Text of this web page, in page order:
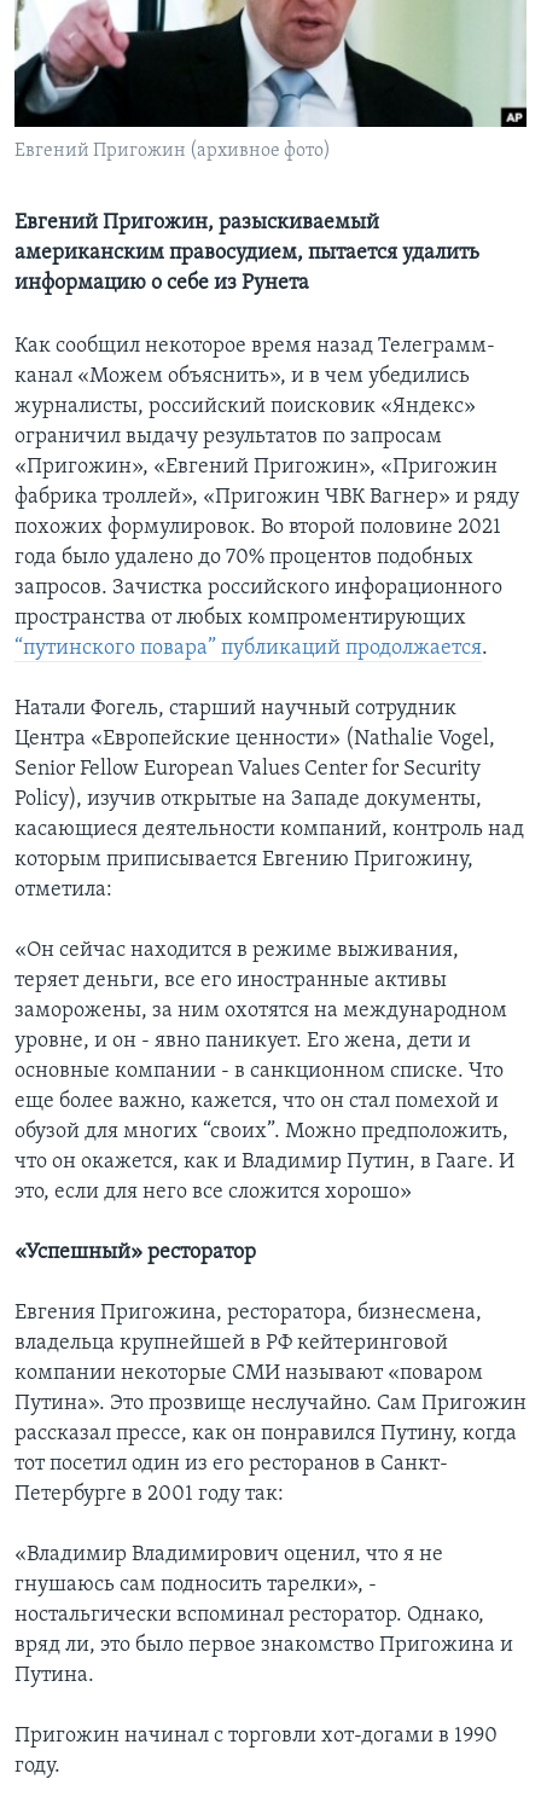
Learning English
СОЦИАЛЬНЫЕ СЕТИ
Языки
Евгений Пригожин (архивное фото)
Евгений Пригожин, разыскиваемый
американским правосудием, пытается удалить
информацию о себе из Рунета
Как сообщил некоторое время назад Телеграмм-
канал «Можем объяснить», и в чем убедились
журналисты, российский поисковик «Яндекс»
ограничил выдачу результатов по запросам
«Пригожин», «Евгений Пригожин», «Пригожин
фабрика троллей», «Пригожин ЧВК Вагнер» и ряду
похожих формулировок. Во второй половине 2021
года было удалено до 70% процентов подобных
запросов. Зачистка российского инфорационного
пространства от любых компроментирующих
“путинского повара” публикаций продолжается.
Натали Фогель, старший научный сотрудник
Центра «Европейские ценности» (Nathalie Vogel,
Senior Fellow European Values Center for Security
Policy), изучив открытые на Западе документы,
касающиеся деятельности компаний, контроль над
которым приписывается Евгению Пригожину,
отметила:
«Он сейчас находится в режиме выживания,
теряет деньги, все его иностранные активы
заморожены, за ним охотятся на международном
уровне, и он - явно паникует. Его жена, дети и
основные компании - в санкционном списке. Что
еще более важно, кажется, что он стал помехой и
обузой для многих “своих”. Можно предположить,
что он окажется, как и Владимир Путин, в Гааге. И
это, если для него все сложится хорошо»
«Успешный» ресторатор
Евгения Пригожина, ресторатора, бизнесмена,
владельца крупнейшей в РФ кейтеринговой
компании некоторые СМИ называют «поваром
Путина». Это прозвище неслучайно. Сам Пригожин
рассказал прессе, как он понравился Путину, когда
тот посетил один из его ресторанов в Санкт-
Петербурге в 2001 году так:
«Владимир Владимирович оценил, что я не
гнушаюсь сам подносить тарелки», -
ностальгически вспоминал ресторатор. Однако,
вряд ли, это было первое знакомство Пригожина и
Путина.
Пригожин начинал с торговли хот-догами в 1990
году.